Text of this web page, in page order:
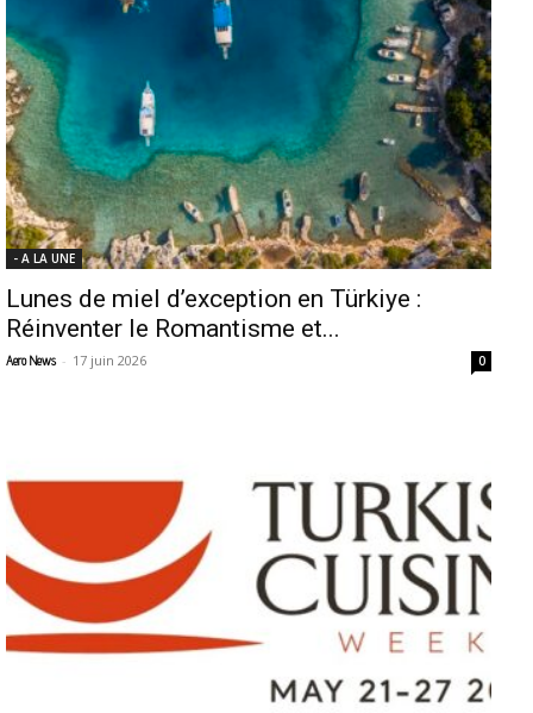
- A LA UNE
Lunes de miel d’exception en Türkiye :
Réinventer le Romantisme et...
Aero News - 17 juin 2026 0